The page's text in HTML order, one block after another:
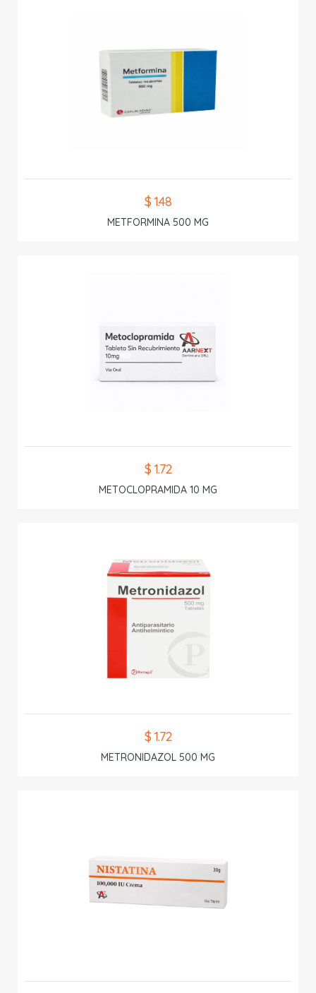
$ 1.48
METFORMINA 500 MG
$ 1.72
METOCLOPRAMIDA 10 MG
$ 1.72
METRONIDAZOL 500 MG